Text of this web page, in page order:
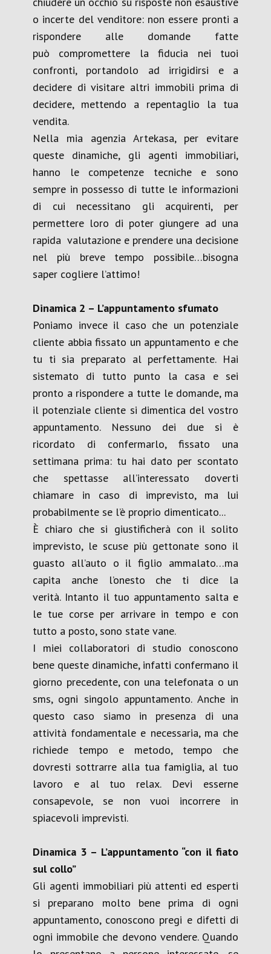
o incerte del venditore: non essere pronti a
rispondere alle domande fatte
può compromettere la fiducia nei tuoi
confronti, portandolo ad irrigidirsi e a
decidere di visitare altri immobili prima di
decidere, mettendo a repentaglio la tua
vendita.
Nella mia agenzia Artekasa, per evitare
queste dinamiche, gli agenti immobiliari,
hanno le competenze tecniche e sono
sempre in possesso di tutte le informazioni
di cui necessitano gli acquirenti, per
permettere loro di poter giungere ad una
rapida valutazione e prendere una decisione
nel più breve tempo possibile…bisogna
saper cogliere l’attimo!
Dinamica 2 – L’appuntamento sfumato
Poniamo invece il caso che un potenziale
cliente abbia fissato un appuntamento e che
tu ti sia preparato al perfettamente. Hai
sistemato di tutto punto la casa e sei
pronto a rispondere a tutte le domande, ma
il potenziale cliente si dimentica del vostro
appuntamento. Nessuno dei due si è
ricordato di confermarlo, fissato una
settimana prima: tu hai dato per scontato
che spettasse all’interessato doverti
chiamare in caso di imprevisto, ma lui
probabilmente se l’è proprio dimenticato...
È chiaro che si giustificherà con il solito
imprevisto, le scuse più gettonate sono il
guasto all’auto o il figlio ammalato…ma
capita anche l’onesto che ti dice la
verità. Intanto il tuo appuntamento salta e
le tue corse per arrivare in tempo e con
tutto a posto, sono state vane.
I miei collaboratori di studio conoscono
bene queste dinamiche, infatti confermano il
giorno precedente, con una telefonata o un
sms, ogni singolo appuntamento. Anche in
questo caso siamo in presenza di una
attività fondamentale e necessaria, ma che
richiede tempo e metodo, tempo che
dovresti sottrarre alla tua famiglia, al tuo
lavoro e al tuo relax. Devi esserne
consapevole, se non vuoi incorrere in
spiacevoli imprevisti.
Dinamica 3 – L’appuntamento “con il fiato
sul collo”
Gli agenti immobiliari più attenti ed esperti
si preparano molto bene prima di ogni
appuntamento, conoscono pregi e difetti di
ogni immobile che devono vendere. Quando